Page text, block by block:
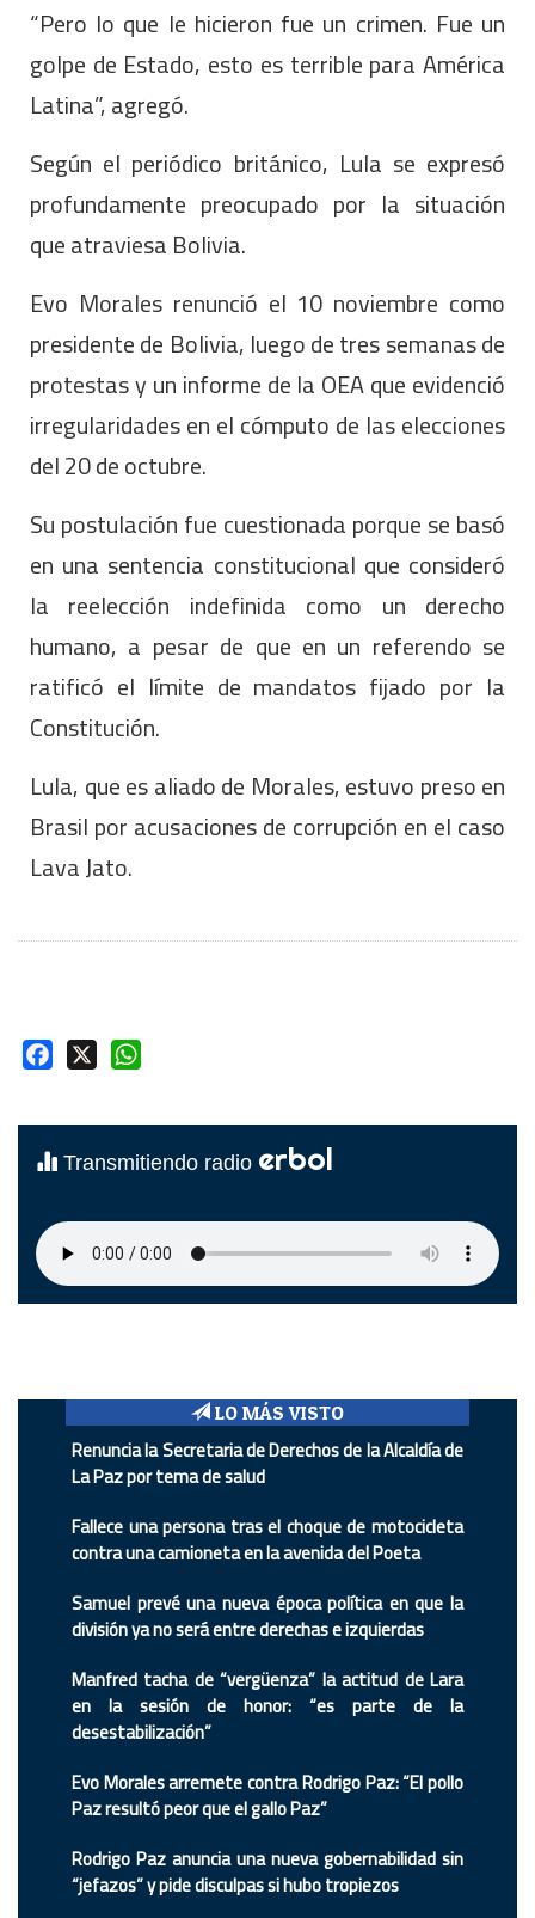
“Pero lo que le hicieron fue un crimen. Fue un
golpe de Estado, esto es terrible para América
Latina”, agregó.
Según el periódico británico, Lula se expresó
profundamente preocupado por la situación
que atraviesa Bolivia.
Evo Morales renunció el 10 noviembre como
presidente de Bolivia, luego de tres semanas de
protestas y un informe de la OEA que evidenció
irregularidades en el cómputo de las elecciones
del 20 de octubre.
Su postulación fue cuestionada porque se basó
en una sentencia constitucional que consideró
la reelección indefinida como un derecho
humano, a pesar de que en un referendo se
ratificó el límite de mandatos fijado por la
Constitución.
Lula, que es aliado de Morales, estuvo preso en
Brasil por acusaciones de corrupción en el caso
Lava Jato.
Facebook
Transmitiendo radio erbol
LO MÁS VISTO
Renuncia la Secretaria de Derechos de la Alcaldía de
La Paz por tema de salud
Fallece una persona tras el choque de motocicleta
contra una camioneta en la avenida del Poeta
Samuel prevé una nueva época política en que la
división ya no será entre derechas e izquierdas
Manfred tacha de “vergüenza” la actitud de Lara
en la sesión de honor: “es parte de la
desestabilización”
Evo Morales arremete contra Rodrigo Paz: “El pollo
Paz resultó peor que el gallo Paz”
Rodrigo Paz anuncia una nueva gobernabilidad sin
“jefazos” y pide disculpas si hubo tropiezos